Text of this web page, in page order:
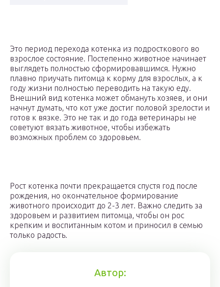
Это период перехода котенка из подросткового во
взрослое состояние. Постепенно животное начинает
выглядеть полностью сформировавшимся. Нужно
плавно приучать питомца к корму для взрослых, а к
году жизни полностью переводить на такую еду.
Внешний вид котенка может обмануть хозяев, и они
начнут думать, что кот уже достиг половой зрелости и
готов к вязке. Это не так и до года ветеринары не
советуют вязать животное, чтобы избежать
возможных проблем со здоровьем.
Рост котенка почти прекращается спустя год после
рождения, но окончательное формирование
животного происходит до 2-3 лет. Важно следить за
здоровьем и развитием питомца, чтобы он рос
крепким и воспитанным котом и приносил в семью
только радость.
Автор: